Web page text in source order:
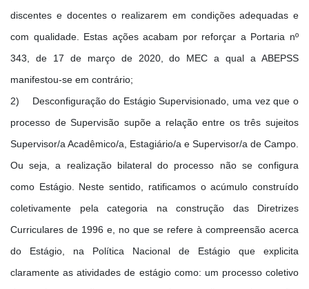
discentes e docentes o realizarem em condições adequadas e
com qualidade. Estas ações acabam por reforçar a Portaria nº
343, de 17 de março de 2020, do MEC a qual a ABEPSS
manifestou-se em contrário;
2) Desconfiguração do Estágio Supervisionado, uma vez que o
processo de Supervisão supõe a relação entre os três sujeitos
Supervisor/a Acadêmico/a, Estagiário/a e Supervisor/a de Campo.
Ou seja, a realização bilateral do processo não se configura
como Estágio. Neste sentido, ratificamos o acúmulo construído
coletivamente pela categoria na construção das Diretrizes
Curriculares de 1996 e, no que se refere à compreensão acerca
do Estágio, na Política Nacional de Estágio que explicita
claramente as atividades de estágio como: um processo coletivo